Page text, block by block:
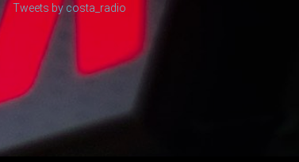
Tweets by costa_radio